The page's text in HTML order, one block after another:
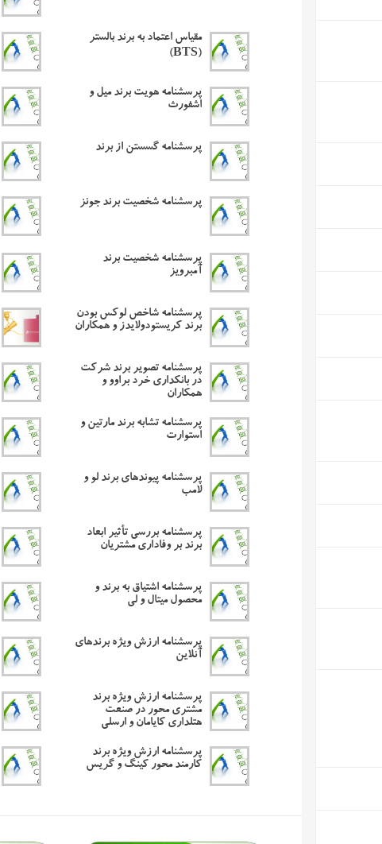
مقیاس اعتماد به برند بالستر
(BTS)
پرسشنامه هویت برند میل و
اشفورث
پرسشنامه گسستن از برند
پرسشنامه شخصیت برند جونز
پرسشنامه شخصیت برند
آمبرویز
پرسشنامه شاخص لوکس بودن
برند کریستودولایدز و همکاران
پرسشنامه تصویر برند شرکت
در بانکداری خرد براوو و
همکاران
پرسشنامه تشابه برند مارتین و
استوارت
پرسشنامه پیوندهای برند لو و
لامب
پرسشنامه بررسی تأثیر ابعاد
برند بر وفاداری مشتریان
پرسشنامه اشتیاق به برند و
محصول میتال و لی
پرسشنامه ارزش ویژه برندهای
آنلاین
پرسشنامه ارزش ویژه برند
مشتری محور در صنعت
هتلداری کایامان و ارسلی
پرسشنامه ارزش ویژه برند
کارمند محور کینگ و گریس